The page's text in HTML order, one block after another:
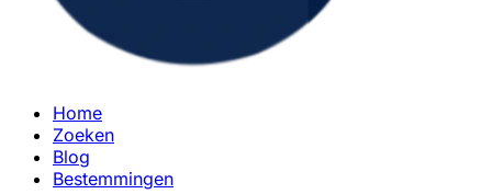
Home
Zoeken
Blog
Bestemmingen